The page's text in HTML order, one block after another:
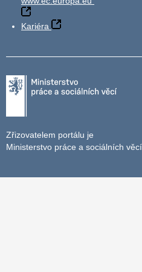
Kariéra
Zřizovatelem portálu je
Ministerstvo práce a sociálních